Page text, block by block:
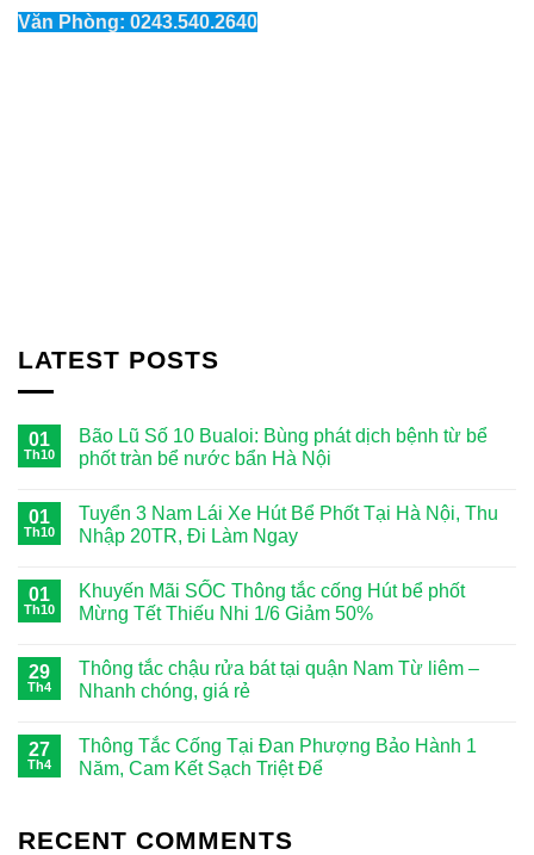
Văn Phòng: 0243.540.2640
LATEST POSTS
01
Th10
Bão Lũ Số 10 Bualoi: Bùng phát dịch bệnh từ bể
phốt tràn bể nước bẩn Hà Nội
01
Th10
Tuyển 3 Nam Lái Xe Hút Bể Phốt Tại Hà Nội, Thu
Nhập 20TR, Đi Làm Ngay
01
Th10
Khuyến Mãi SỐC Thông tắc cống Hút bể phốt
Mừng Tết Thiếu Nhi 1/6 Giảm 50%
29
Th4
Thông tắc chậu rửa bát tại quận Nam Từ liêm –
Nhanh chóng, giá rẻ
27
Th4
Thông Tắc Cống Tại Đan Phượng Bảo Hành 1
Năm, Cam Kết Sạch Triệt Để
RECENT COMMENTS